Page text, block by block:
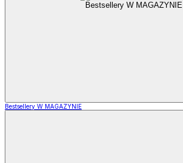
Bestsellery W MAGAZYNIE
Bestsellery W MAGAZYNIE